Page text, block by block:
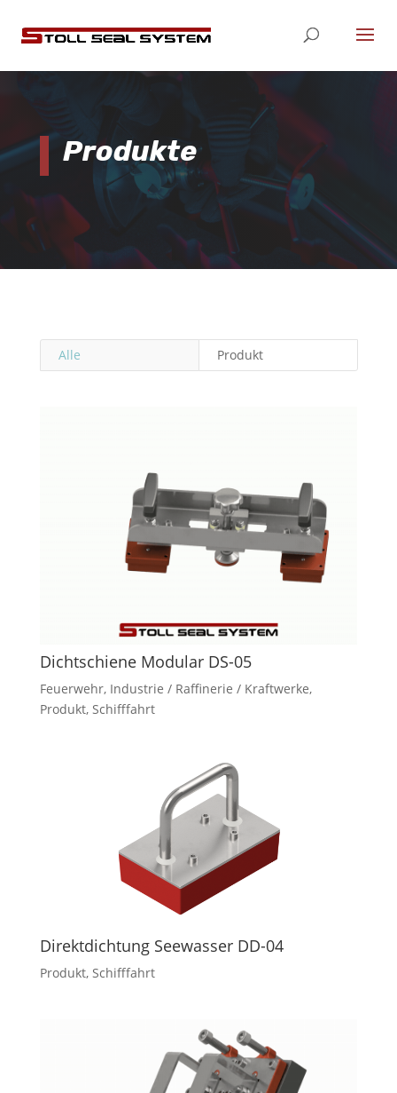
Produkte
Alle Produkt
Dichtschiene Modular DS-05
Feuerwehr, Industrie / Raffinerie / Kraftwerke,
Produkt, Schifffahrt
Direktdichtung Seewasser DD-04
Produkt, Schifffahrt